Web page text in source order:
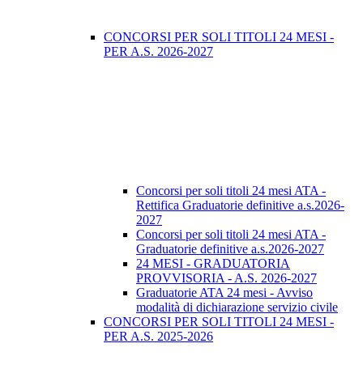
CONCORSI PER SOLI TITOLI 24 MESI -
PER A.S. 2026-2027
Concorsi per soli titoli 24 mesi ATA -
Rettifica Graduatorie definitive a.s.2026-
2027
Concorsi per soli titoli 24 mesi ATA -
Graduatorie definitive a.s.2026-2027
24 MESI - GRADUATORIA
PROVVISORIA - A.S. 2026-2027
Graduatorie ATA 24 mesi - Avviso
modalità di dichiarazione servizio civile
CONCORSI PER SOLI TITOLI 24 MESI -
PER A.S. 2025-2026